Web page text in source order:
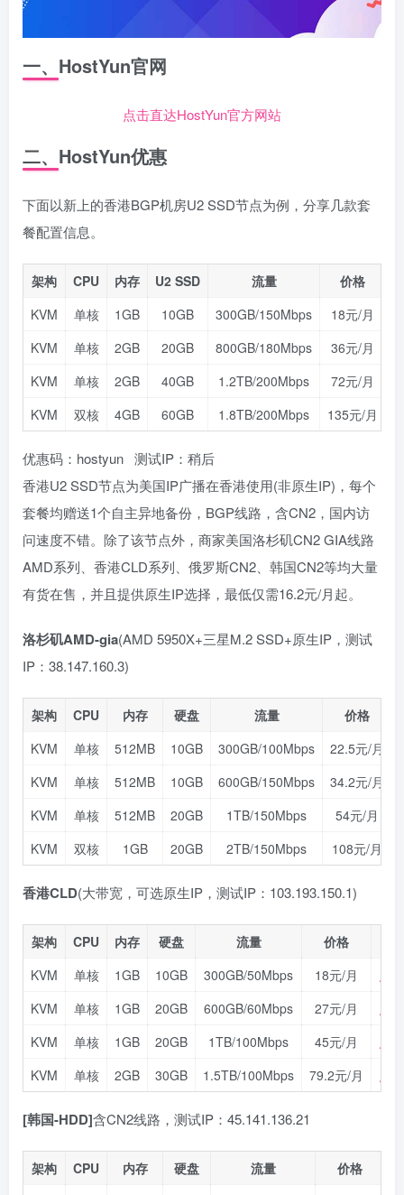
一、HostYun官网
点击直达HostYun官方网站
二、HostYun优惠
下面以新上的香港BGP机房U2 SSD节点为例，分享几款套
餐配置信息。
架构 CPU 内存 U2 SSD 流量
价格
KVM
单核 1GB 10GB 300GB/150Mbps 18元/月
KVM
单核 2GB 20GB 800GB/180Mbps 36元/月
KVM
单核 2GB 40GB 1.2TB/200Mbps 72元/月
KVM
双核 4GB 60GB 1.8TB/200Mbps 135元/月
优惠码：hostyun 测试IP：稍后
香港U2 SSD节点为美国IP广播在香港使用(非原生IP)，每个
套餐均赠送1个自主异地备份，BGP线路，含CN2，国内访
问速度不错。除了该节点外，商家美国洛杉矶CN2 GIA线路
AMD系列、香港CLD系列、俄罗斯CN2、韩国CN2等均大量
有货在售，并且提供原生IP选择，最低仅需16.2元/月起。
洛杉矶AMD-gia(AMD 5950X+三星M.2 SSD+原生IP，测试
IP：38.147.160.3)
架构 CPU 内存 硬盘 流量
价格
KVM
单核 512MB 10GB 300GB/100Mbps 22.5元/月
KVM
单核 512MB 10GB 600GB/150Mbps 34.2元/月
KVM
单核 512MB 20GB 1TB/150Mbps 54元/月
KVM
双核 1GB 20GB 2TB/150Mbps 108元/月
香港CLD(大带宽，可选原生IP，测试IP：103.193.150.1)
架构 CPU 内存 硬盘 流量 价格
KVM
单核 1GB 10GB 300GB/50Mbps 18元/月
KVM
单核 1GB 20GB 600GB/60Mbps 27元/月
KVM
单核 1GB 20GB 1TB/100Mbps 45元/月
KVM
单核 2GB 30GB 1.5TB/100Mbps 79.2元/月
[韩国-HDD]含CN2线路，测试IP：45.141.136.21
架构 CPU 内存 硬盘 流量
价格